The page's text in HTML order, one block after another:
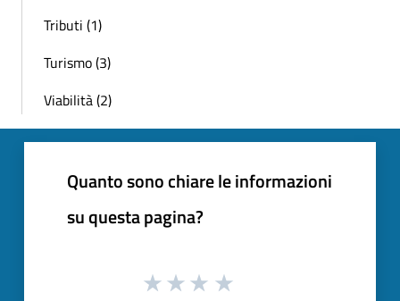
Tributi (1)
Turismo (3)
Viabilità (2)
Quanto sono chiare le informazioni
su questa pagina?